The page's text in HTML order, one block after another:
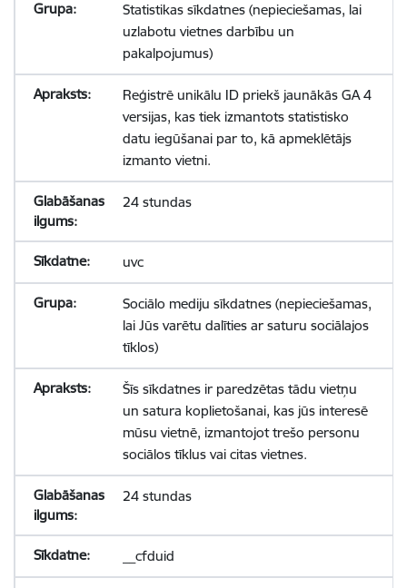
Statistikas sīkdatnes (nepieciešamas, lai
uzlabotu vietnes darbību un
pakalpojumus)
Reģistrē unikālu ID priekš jaunākās GA 4
versijas, kas tiek izmantots statistisko
datu iegūšanai par to, kā apmeklētājs
izmanto vietni.
24 stundas
uvc
Sociālo mediju sīkdatnes (nepieciešamas,
lai Jūs varētu dalīties ar saturu sociālajos
tīklos)
Šīs sīkdatnes ir paredzētas tādu vietņu
un satura koplietošanai, kas jūs interesē
mūsu vietnē, izmantojot trešo personu
sociālos tīklus vai citas vietnes.
24 stundas
__cfduid